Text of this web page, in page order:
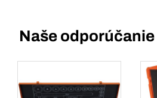
Naše odporúčanie